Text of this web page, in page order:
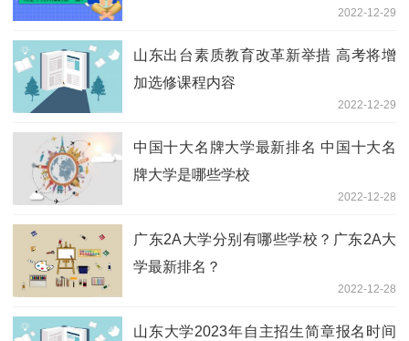
2022-12-29
山东出台素质教育改革新举措 高考将增
加选修课程内容
2022-12-29
中国十大名牌大学最新排名 中国十大名
牌大学是哪些学校
2022-12-28
广东2A大学分别有哪些学校？广东2A大
学最新排名？
2022-12-28
山东大学2023年自主招生简章报名时间